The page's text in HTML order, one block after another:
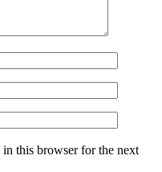
in this browser for the next